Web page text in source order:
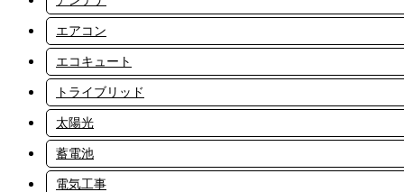
エアコン
エコキュート
トライブリッド
太陽光
蓄電池
電気工事